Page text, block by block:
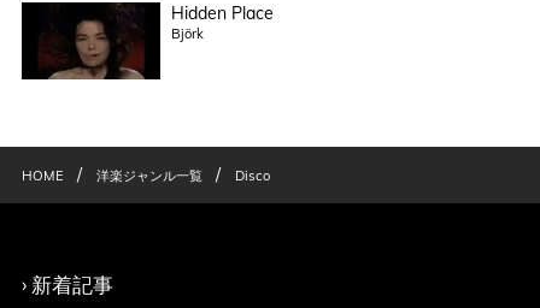
Hidden Place
Björk
HOME / 洋楽ジャンル一覧 / Disco
新着記事